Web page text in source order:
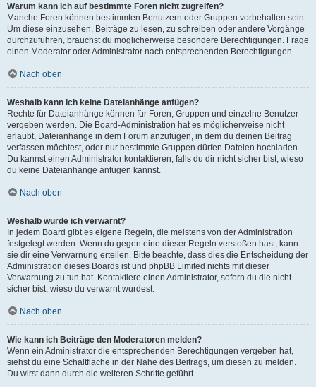
Warum kann ich auf bestimmte Foren nicht zugreifen?
Manche Foren können bestimmten Benutzern oder Gruppen vorbehalten sein.
Um diese einzusehen, Beiträge zu lesen, zu schreiben oder andere Vorgänge
durchzuführen, brauchst du möglicherweise besondere Berechtigungen. Frage
einen Moderator oder Administrator nach entsprechenden Berechtigungen.
Nach oben
Weshalb kann ich keine Dateianhänge anfügen?
Rechte für Dateianhänge können für Foren, Gruppen und einzelne Benutzer
vergeben werden. Die Board-Administration hat es möglicherweise nicht
erlaubt, Dateianhänge in dem Forum anzufügen, in dem du deinen Beitrag
verfassen möchtest, oder nur bestimmte Gruppen dürfen Dateien hochladen.
Du kannst einen Administrator kontaktieren, falls du dir nicht sicher bist, wieso
du keine Dateianhänge anfügen kannst.
Nach oben
Weshalb wurde ich verwarnt?
In jedem Board gibt es eigene Regeln, die meistens von der Administration
festgelegt werden. Wenn du gegen eine dieser Regeln verstoßen hast, kann
sie dir eine Verwarnung erteilen. Bitte beachte, dass dies die Entscheidung der
Administration dieses Boards ist und phpBB Limited nichts mit dieser
Verwarnung zu tun hat. Kontaktiere einen Administrator, sofern du die nicht
sicher bist, wieso du verwarnt wurdest.
Nach oben
Wie kann ich Beiträge den Moderatoren melden?
Wenn ein Administrator die entsprechenden Berechtigungen vergeben hat,
siehst du eine Schaltfläche in der Nähe des Beitrags, um diesen zu melden.
Du wirst dann durch die weiteren Schritte geführt.